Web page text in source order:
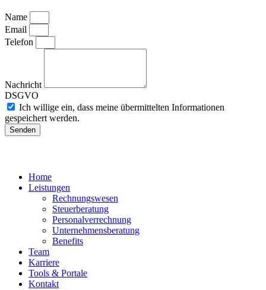
Name
Email
Telefon
Nachricht
DSGVO
Ich willige ein, dass meine übermittelten Informationen
gespeichert werden.
Senden
Home
Leistungen
Rechnungswesen
Steuerberatung
Personalverrechnung
Unternehmensberatung
Benefits
Team
Karriere
Tools & Portale
Kontakt